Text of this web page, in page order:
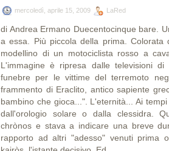
mercoledì, aprile 15, 2009 LaRed
di Andrea Ermano Duecentocinque bare.
a essa. Più piccola della prima.
modellino di un motociclista rosso a
L'immagine è ripresa dalle televisioni
funebre per le vittime del terremoto
frammento di Eraclito, antico sapiente
bambino che gioca...". L'eternità... Ai
dall'orologio solare o dalla clessidra.
chrònos e stava a indicare una breve
rapporto ad altri "adesso" venuti prima